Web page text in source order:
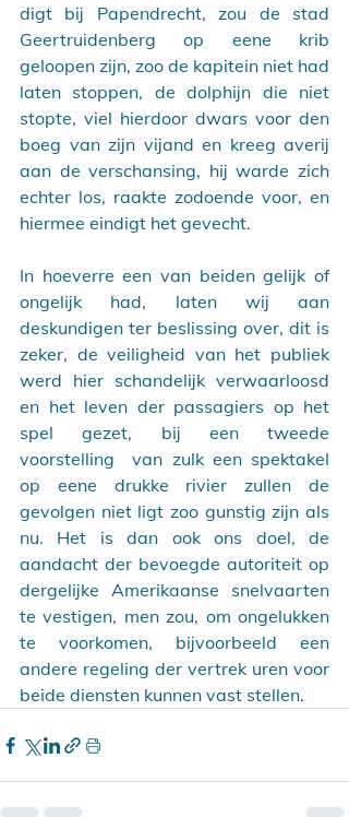
digt bij Papendrecht, zou de stad
Geertruidenberg op eene krib
geloopen zijn, zoo de kapitein niet had
laten stoppen, de dolphijn die niet
stopte, viel hierdoor dwars voor den
boeg van zijn vijand en kreeg averij
aan de verschansing, hij warde zich
echter los, raakte zodoende voor, en
hiermee eindigt het gevecht.
In hoeverre een van beiden gelijk of
ongelijk had, laten wij aan
deskundigen ter beslissing over, dit is
zeker, de veiligheid van het publiek
werd hier schandelijk verwaarloosd
en het leven der passagiers op het
spel gezet, bij een tweede
voorstelling  van zulk een spektakel
op eene drukke rivier zullen de
gevolgen niet ligt zoo gunstig zijn als
nu. Het is dan ook ons doel, de
aandacht der bevoegde autoriteit op
dergelijke Amerikaanse snelvaarten
te vestigen, men zou, om ongelukken
te voorkomen, bijvoorbeeld een
andere regeling der vertrek uren voor
beide diensten kunnen vast stellen.